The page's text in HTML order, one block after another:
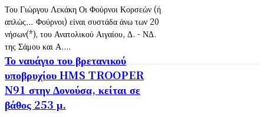
Του Γιώργου Λεκάκη Οι Φούρνοι Κορσεών (ή
απλώς… Φούρνοι) είναι συστάδα άνω των 20
νήσων(*), του Ανατολικού Αιγαίου, Δ. - ΝΔ.
της Σάμου και Α....
Το ναυάγιο του βρετανικού
υποβρυχίου HMS TROOPER
N91 στην Δονούσα, κείται σε
βάθος 253 μ.